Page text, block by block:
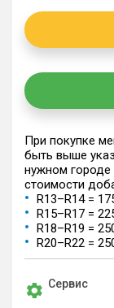
При покупке
быть выше
нужном городе
стоимости
R13–R14 =
R15–R17 =
R18–R19 =
R20–R22 =
Сервис